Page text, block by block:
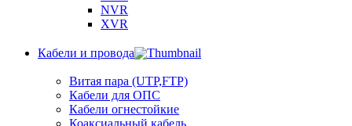
NVR
XVR
Кабели и провода
Витая пара (UTP,FTP)
Кабели для ОПС
Кабели огнестойкие
Коаксиальный кабель